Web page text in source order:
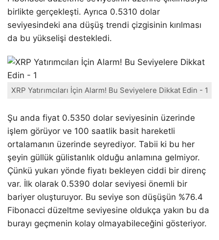
birlikte gerçekleşti. Ayrıca 0.5310 dolar
seviyesindeki ana düşüş trendi çizgisinin kırılması
da bu yükselişi destekledi.
XRP Yatırımcıları İçin Alarm! Bu Seviyelere Dikkat Edin - 1
Şu anda fiyat 0.5350 dolar seviyesinin üzerinde
işlem görüyor ve 100 saatlik basit hareketli
ortalamanın üzerinde seyrediyor. Tabii ki bu her
şeyin güllük gülistanlık olduğu anlamına gelmiyor.
Çünkü yukarı yönde fiyatı bekleyen ciddi bir direnç
var. İlk olarak 0.5390 dolar seviyesi önemli bir
bariyer oluşturuyor. Bu seviye son düşüşün %76.4
Fibonacci düzeltme seviyesine oldukça yakın bu da
burayı geçmenin kolay olmayabileceğini gösteriyor.